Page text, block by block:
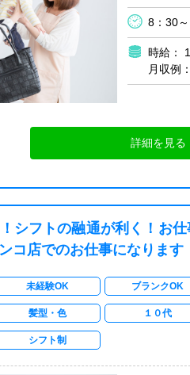
8：30
時給：
月収例
詳細を見る
シフトの融通が利く！お
コ店でのお仕事になります
未経験OK ブランクOK
髪型・色 １０代
シフト制